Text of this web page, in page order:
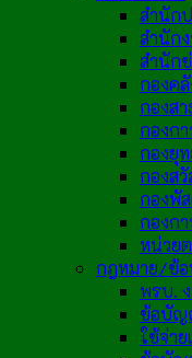
สำนัก
สำนัก
สำนัก
กองคลั
กองส
กองก
กองยุ
กองส
กองพั
กองก
หน่วย
กฎหมาย/ข้
พรบ.
ข้อบัญ
ใช้จ่าย